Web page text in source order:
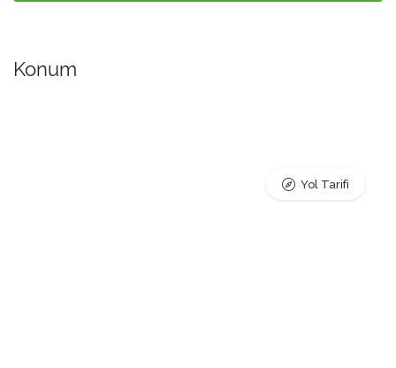
Konum
Yol Tarifi